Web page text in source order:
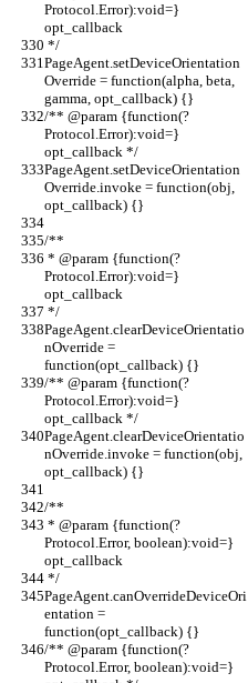
Protocol.Error):void=}
opt_callback
*/
PageAgent.setDeviceOrientation
Override = function(alpha, beta,
gamma, opt_callback) {}
/** @param {function(?
Protocol.Error):void=}
opt_callback */
PageAgent.setDeviceOrientation
Override.invoke = function(obj,
opt_callback) {}
/**
Protocol.Error):void=}
opt_callback
*/
PageAgent.clearDeviceOrientatio
nOverride =
function(opt_callback) {}
/** @param {function(?
Protocol.Error):void=}
opt_callback */
PageAgent.clearDeviceOrientatio
nOverride.invoke = function(obj,
opt_callback) {}
/**
Protocol.Error, boolean):void=}
opt_callback
*/
PageAgent.canOverrideDeviceOri
entation =
function(opt_callback) {}
/** @param {function(?
Protocol.Error, boolean):void=}